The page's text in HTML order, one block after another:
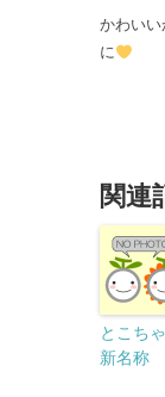
かわいい
に
関連
とこち
新名称